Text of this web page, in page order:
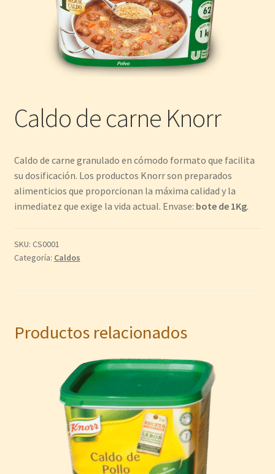
Caldo de carne Knorr
Caldo de carne granulado en cómodo formato que facilita
su dosificación. Los productos Knorr son preparados
alimenticios que proporcionan la máxima calidad y la
inmediatez que exige la vida actual. Envase: bote de 1Kg.
SKU: CS0001
Categoría: Caldos
Productos relacionados